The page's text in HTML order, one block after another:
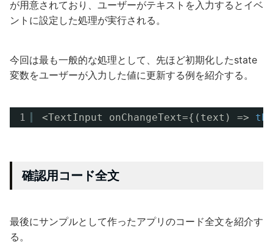
が用意されており、ユーザーがテキストを入力するとイベ
ントに設定した処理が実行される。
今回は最も一般的な処理として、先ほど初期化したstate
変数をユーザーが入力した値に更新する例を紹介する。
1 <TextInput onChangeText={(text) =>
確認用コード全文
最後にサンプルとして作ったアプリのコード全文を紹介す
る。